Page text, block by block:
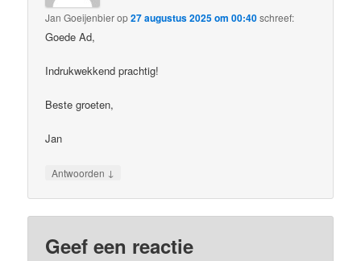
Jan Goeijenbierop27 augustus 2025 om 00:40schreef:
Goede Ad,
Indrukwekkend prachtig!
Beste groeten,
Jan
Antwoorden ↓
Geef een reactie